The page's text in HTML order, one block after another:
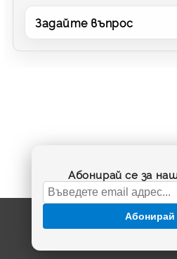
Задайте въпрос
Абонирай се за
Абонирай